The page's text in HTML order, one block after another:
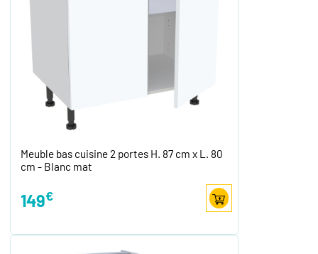
Meuble bas cuisine 2 portes H. 87 cm x L. 80
cm - Blanc mat
149€